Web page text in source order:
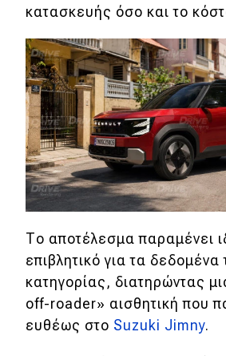
κατασκευής όσο και το
Το αποτέλεσμα παραμένει
επιβλητικό για τα δεδομένα
κατηγορίας, διατηρώντας
off-roader» αισθητική που
ευθέως στο Suzuki Jimny.